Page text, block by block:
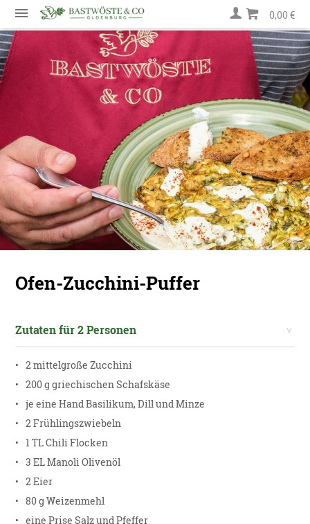
0,00 €
Ofen-Zucchini-Puffer
Zutaten für 2 Personen
2 mittelgroße Zucchini
200 g griechischen Schafskäse
je eine Hand Basilikum, Dill und Minze
2 Frühlingszwiebeln
1 TL Chili Flocken
3 EL Manoli Olivenöl
2 Eier
80 g Weizenmehl
eine Prise Salz und Pfeffer